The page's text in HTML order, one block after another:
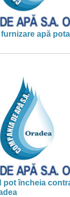
apă
pot încheia